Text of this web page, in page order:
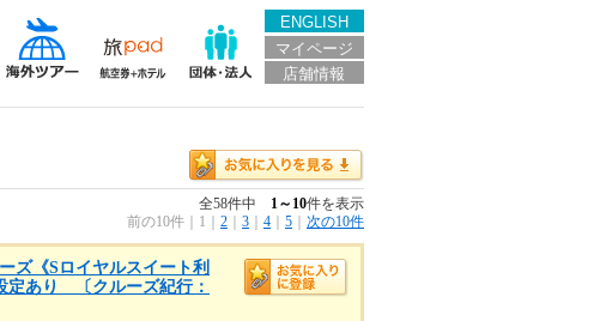
ENGLISH
マイページ
店舗情報
全58件中 1～10件を表示
前の10件
1 2 3 4 5 次の10件
ズ《Sロイヤルスイート利
定あり 〔クルーズ紀行：